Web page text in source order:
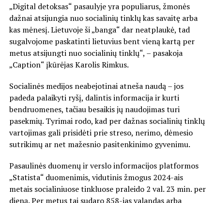
„Digital detoksas“ pasaulyje yra populiarus, žmonės
dažnai atsijungia nuo socialinių tinklų kas savaitę arba
kas mėnesį. Lietuvoje ši „banga“ dar neatplaukė, tad
sugalvojome paskatinti lietuvius bent vieną kartą per
metus atsijungti nuo socialinių tinklų“, – pasakoja
„Caption“ įkūrėjas Karolis Rimkus.
Socialinės medijos neabejotinai atneša naudą – jos
padeda palaikyti ryšį, dalintis informacija ir kurti
bendruomenes, tačiau besaikis jų naudojimas turi
pasekmių. Tyrimai rodo, kad per dažnas socialinių tinklų
vartojimas gali prisidėti prie streso, nerimo, dėmesio
sutrikimų ar net mažesnio pasitenkinimo gyvenimu.
Pasaulinės duomenų ir verslo informacijos platformos
„Statista“ duomenimis, vidutinis žmogus 2024-ais
metais socialiniuose tinkluose praleido 2 val. 23 min. per
dieną. Per metus tai sudaro 858-ias valandas arba